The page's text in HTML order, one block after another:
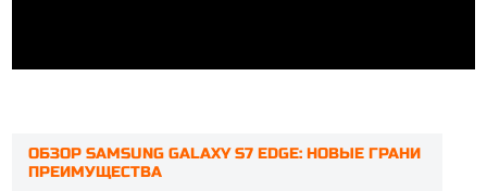
ОБЗОР SAMSUNG GALAXY S7 EDGE: НОВЫЕ ГРАНИ
ПРЕИМУЩЕСТВА